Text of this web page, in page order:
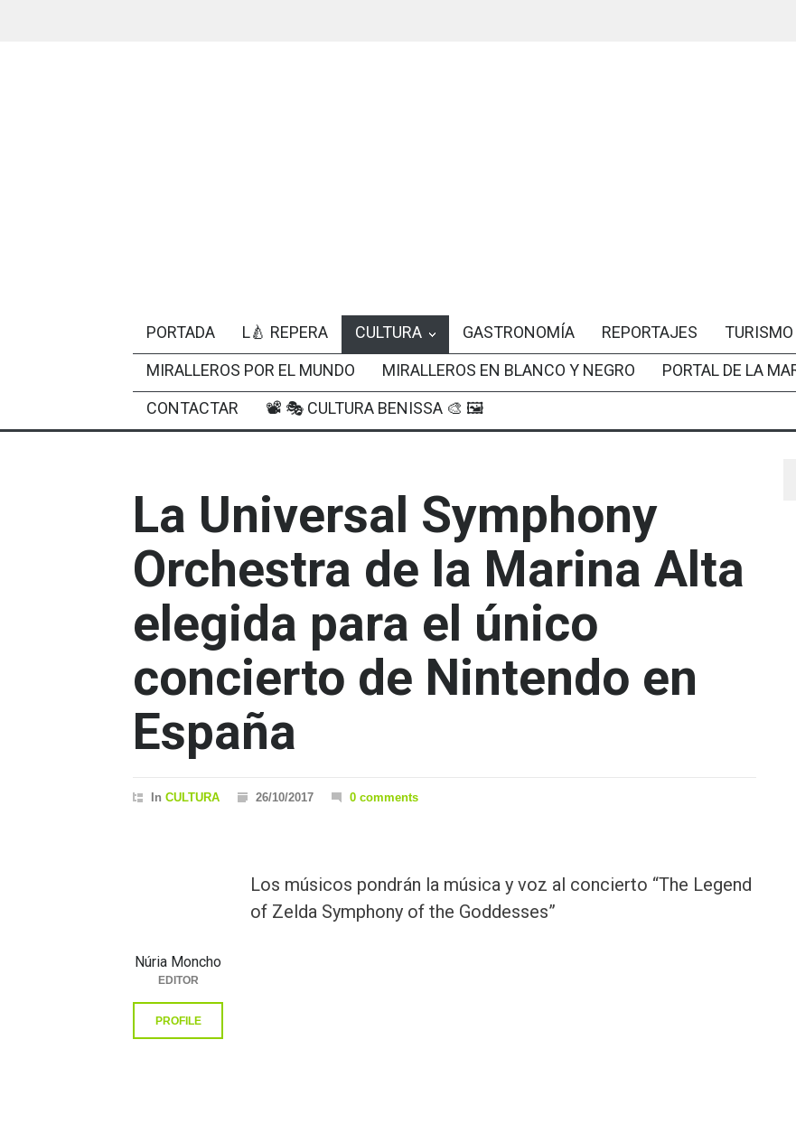
PORTADA L🍐 REPERA CULTURA GASTRONOMÍA REPORTAJES TURISMO
MIRALLEROS POR EL MUNDO
MIRALLEROS EN BLANCO Y NEGRO PORTAL DE LA
CONTACTAR
📽 🎭 CULTURA BENISSA 🎨 🖼
La Universal Symphony
Orchestra de la Marina Alta
elegida para el único
concierto de Nintendo en
España
In CULTURA 26/10/2017 0 comments
Los músicos pondrán la música y voz al concierto “The Legend
of Zelda Symphony of the Goddesses”
Núria Moncho
EDITOR
PROFILE